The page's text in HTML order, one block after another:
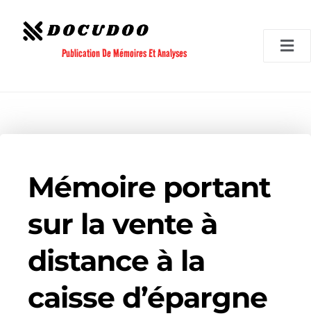
contenu
Publication De Mémoires Et Analyses
Mémoire portant
sur la vente à
distance à la
caisse d’épargne